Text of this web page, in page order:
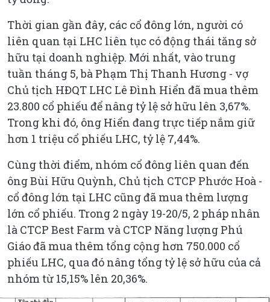
Thời gian gần đây, các cổ đông lớn, người có
liên quan tại LHC liên tục có động thái tăng sở
hữu tại doanh nghiệp. Mới nhất, vào trung
tuần tháng 5, bà Phạm Thị Thanh Hương - vợ
Chủ tịch HĐQT LHC Lê Đình Hiển đã mua thêm
23.800 cổ phiếu để nâng tỷ lệ sở hữu lên 3,67%.
Trong khi đó, ông Hiển đang trực tiếp nắm giữ
hơn 1 triệu cổ phiếu LHC, tỷ lệ 7,44%.
Cùng thời điểm, nhóm cổ đông liên quan đến
ông Bùi Hữu Quỳnh, Chủ tịch CTCP Phước Hoà -
cổ đông lớn tại LHC cũng đã mua thêm lượng
lớn cổ phiếu. Trong 2 ngày 19-20/5, 2 pháp nhân
là CTCP Best Farm và CTCP Năng lượng Phú
Giáo đã mua thêm tổng cộng hơn 750.000 cổ
phiếu LHC, qua đó nâng tổng tỷ lệ sở hữu của cả
nhóm từ 15,15% lên 20,36%.